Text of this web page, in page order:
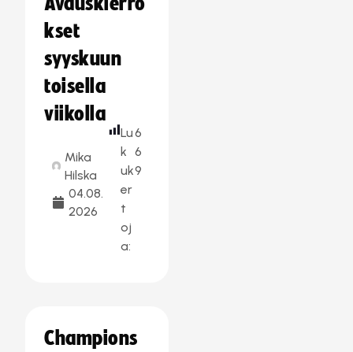
kset
syyskuun
toisella
viikolla
Mika
Hilska
04.08.
2026
Lu
k
uk
er
t
oj
a:
6
6
9
Champions